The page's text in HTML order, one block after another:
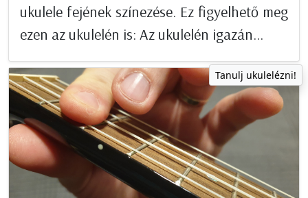
ukulele fejének színezése. Ez figyelhető meg
ezen az ukulelén is: Az ukulelén igazán...
Tanulj ukulelézni!